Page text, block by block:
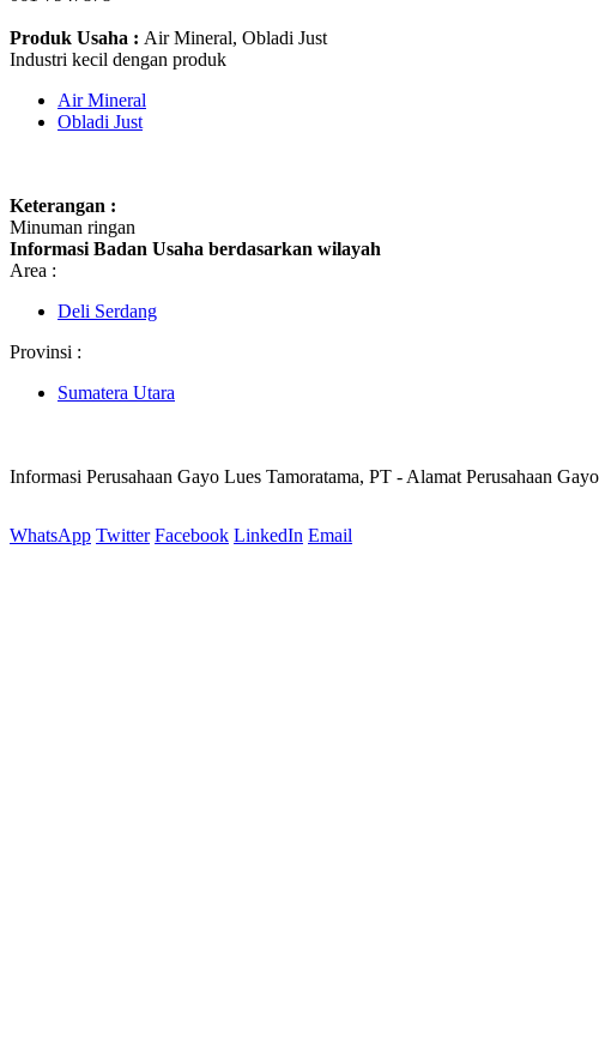
Produk Usaha : Air Mineral, Obladi Just
Industri kecil dengan produk
Air Mineral
Obladi Just
Keterangan :
Minuman ringan
Informasi Badan Usaha berdasarkan wilayah
Area :
Deli Serdang
Provinsi :
Sumatera Utara
Informasi Perusahaan Gayo Lues Tamoratama, PT - Alamat Perusahaan
WhatsApp Twitter Facebook LinkedIn Email